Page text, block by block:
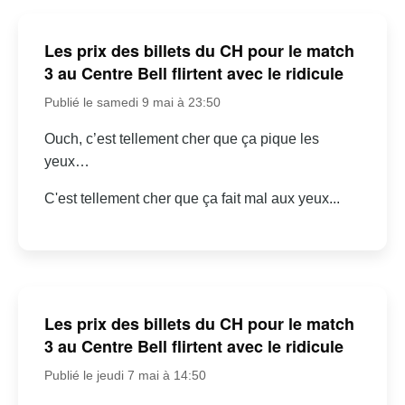
Les prix des billets du CH pour le match
3 au Centre Bell flirtent avec le ridicule
Publié le samedi 9 mai à 23:50
Ouch, c’est tellement cher que ça pique les
yeux…
C'est tellement cher que ça fait mal aux yeux...
Les prix des billets du CH pour le match
3 au Centre Bell flirtent avec le ridicule
Publié le jeudi 7 mai à 14:50